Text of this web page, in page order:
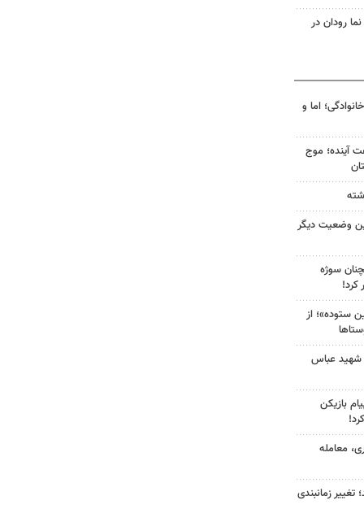
رودان در
اما و
کشور در ۷۲ ساعت آینده؛ موج
وضعیت دیگر
سوژه
کرد!
ستوده»؛ از
شهید عباس
بازیکن
معامله
تغییر زمانبندی